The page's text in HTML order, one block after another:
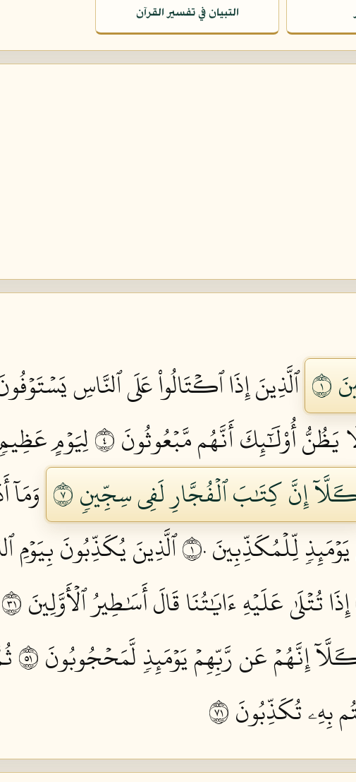
التبيان في تفسير القرآن
١ ٱلَّذِينَ إِذَا ٱكۡتَالُواْ عَلَى ٱلنَّاسِ يَسۡتَوۡفُونَ
يَظُنُّ أُوْلَٰٓئِكَ أَنَّهُم مَّبۡعُوثُونَ ٤ لِيَوۡمٍ
إِنَّ كِتَٰبَ ٱلۡفُجَّارِ لَفِي سِجِّينٖ ٧ وَمَآ
لِّلۡمُكَذِّبِينَ ١٠ ٱلَّذِينَ يُكَذِّبُونَ بِيَوۡمِ
إِذَا تُتۡلَىٰ عَلَيۡهِ ءَايَٰتُنَا قَالَ أَسَٰطِيرُ ٱلۡأَوَّلِينَ ١٣
إِنَّهُمۡ عَن رَّبِّهِمۡ يَوۡمَئِذٖ لَّمَحۡجُوبُونَ ١٥
تُكَذِّبُونَ ١٧